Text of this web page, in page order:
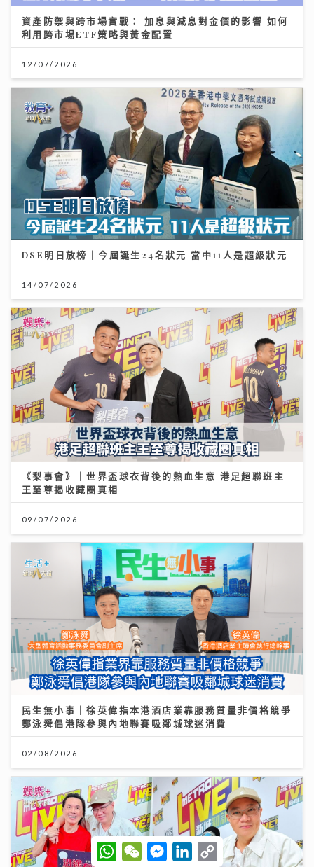
資產防禦與跨市場實戰： 加息與減息對金價的影響 如何
利用跨市場ETF策略與黃金配置
12/07/2026
DSE明日放榜｜今屆誕生24名狀元 當中11人是超級狀元
14/07/2026
《梨事會》｜世界盃球衣背後的熱血生意 港足超聯班主
王至尊揭收藏圈真相
09/07/2026
民生無小事｜徐英偉指本港酒店業靠服務質量非價格競爭
鄭泳舜倡港隊參與內地聯賽吸鄰城球迷消費
02/08/2026
W
h
W
e
M
e
L
C
o